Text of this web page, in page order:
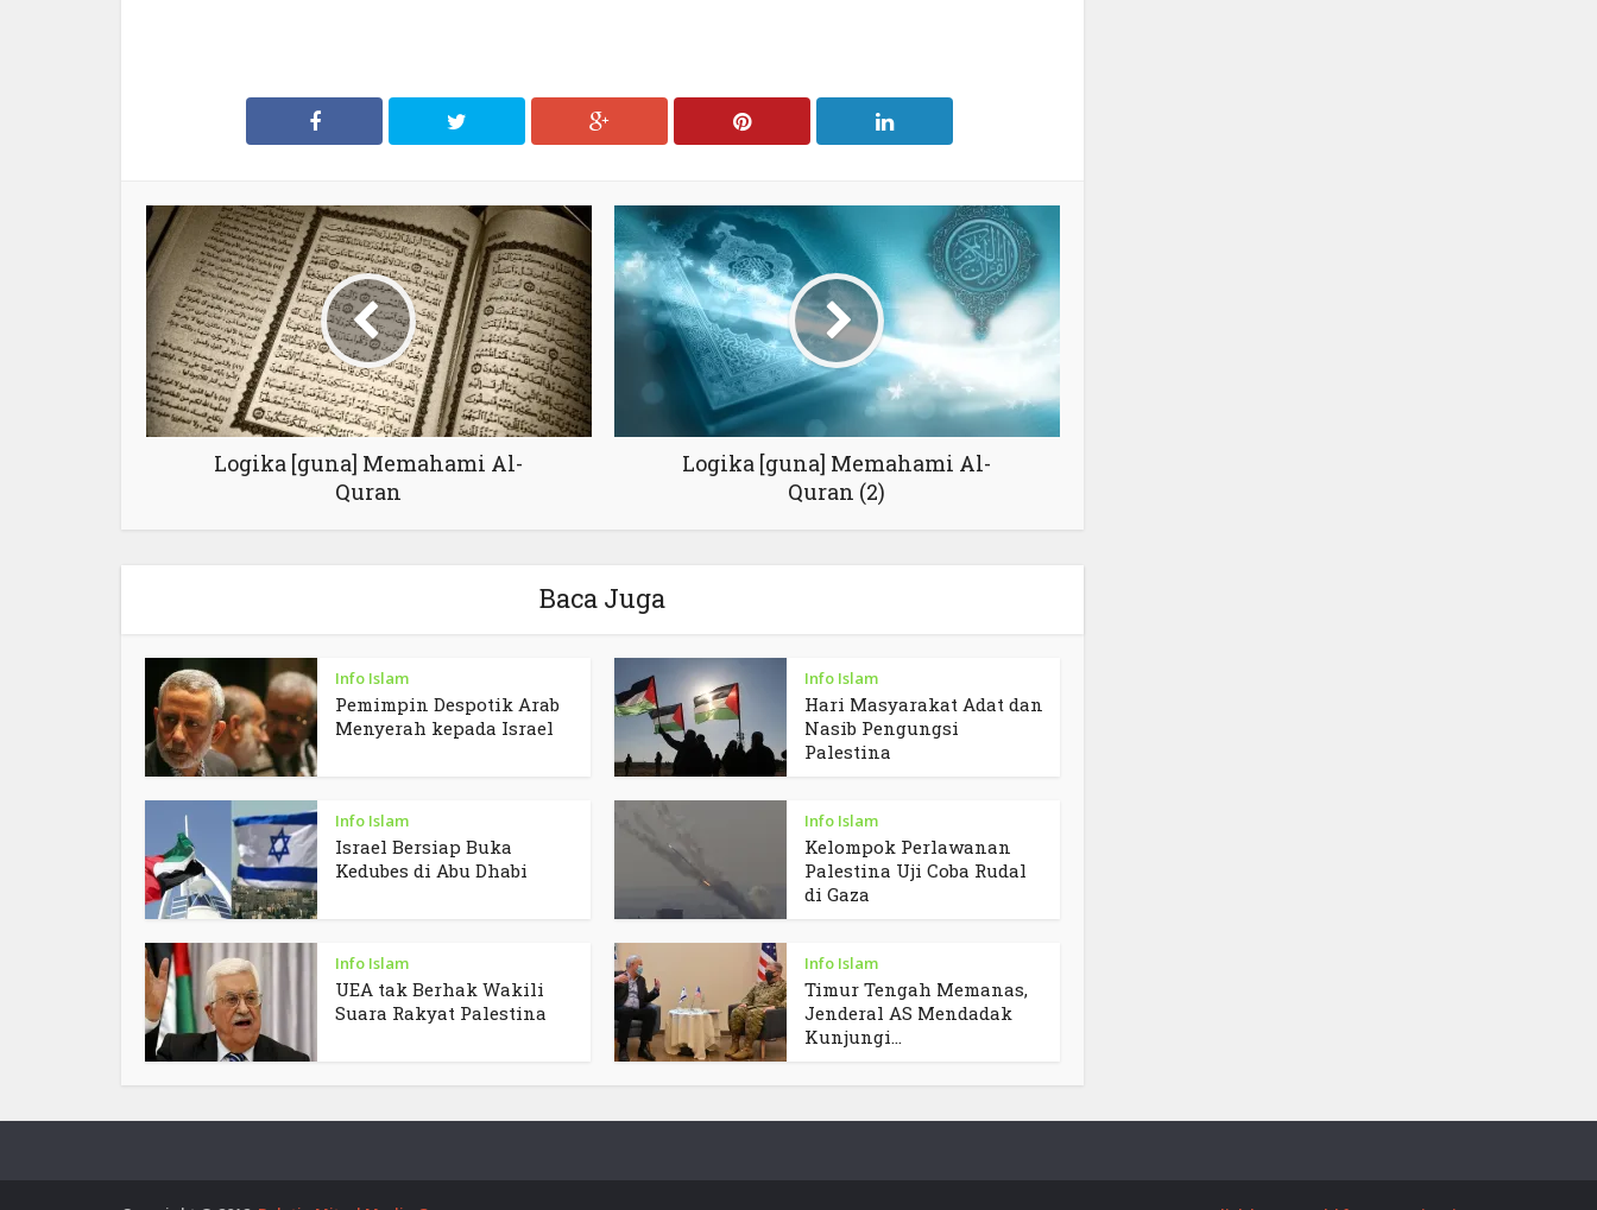
Logika [guna] Memahami Al-
Quran
Logika [guna] Memahami Al-
Quran (2)
Baca Juga
Info Islam
Pemimpin Despotik Arab
Menyerah kepada Israel
Info Islam
Hari Masyarakat Adat dan
Nasib Pengungsi
Palestina
Info Islam
Israel Bersiap Buka
Kedubes di Abu Dhabi
Info Islam
Kelompok Perlawanan
Palestina Uji Coba Rudal
di Gaza
Info Islam
UEA tak Berhak Wakili
Suara Rakyat Palestina
Info Islam
Timur Tengah Memanas,
Jenderal AS Mendadak
Kunjungi...